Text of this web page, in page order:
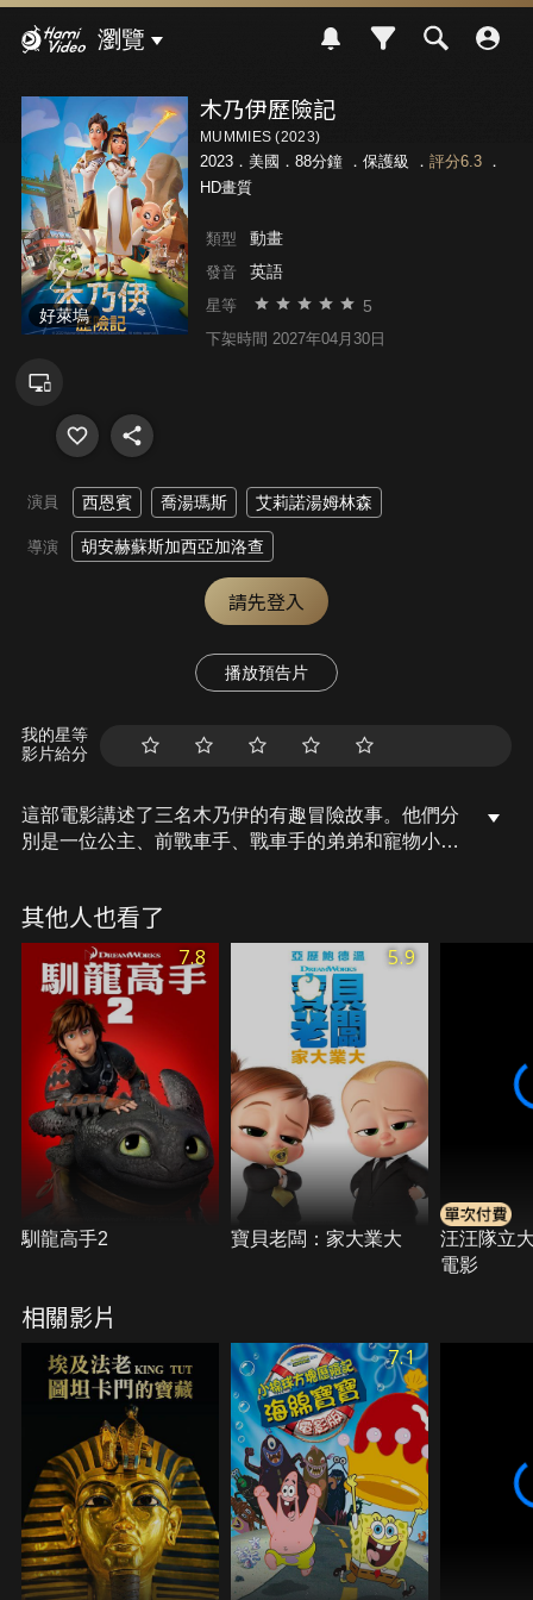
瀏覽
好萊塢
木乃伊歷險記
MUMMIES (2023)
2023．美國．88分鐘 ． 保護級 ． 評分6.3．
HD畫質
類型 動畫
發音 英語
星等 5
下架時間 2027年04月30日
演員 西恩賓 喬湯瑪斯 艾莉諾湯姆林森
導演 胡安赫蘇斯加西亞加洛查
請先登入
播放預告片
我的星等
影片給分
這部電影講述了三名木乃伊的有趣冒險故事。他們分
別是一位公主、前戰車手、戰車手的弟弟和寵物小鱷
卻趣味橫生的冒險。野心勃勃的考古學家卡納比勳爵
偷走了王室戒指，而眾人的目的，就是想方設法奪回
這枚戒指。
其他人也看了
7.8
馴龍高手2
5.9
寶貝老闆：家大業大
汪汪隊立
電影
相關影片
7.1